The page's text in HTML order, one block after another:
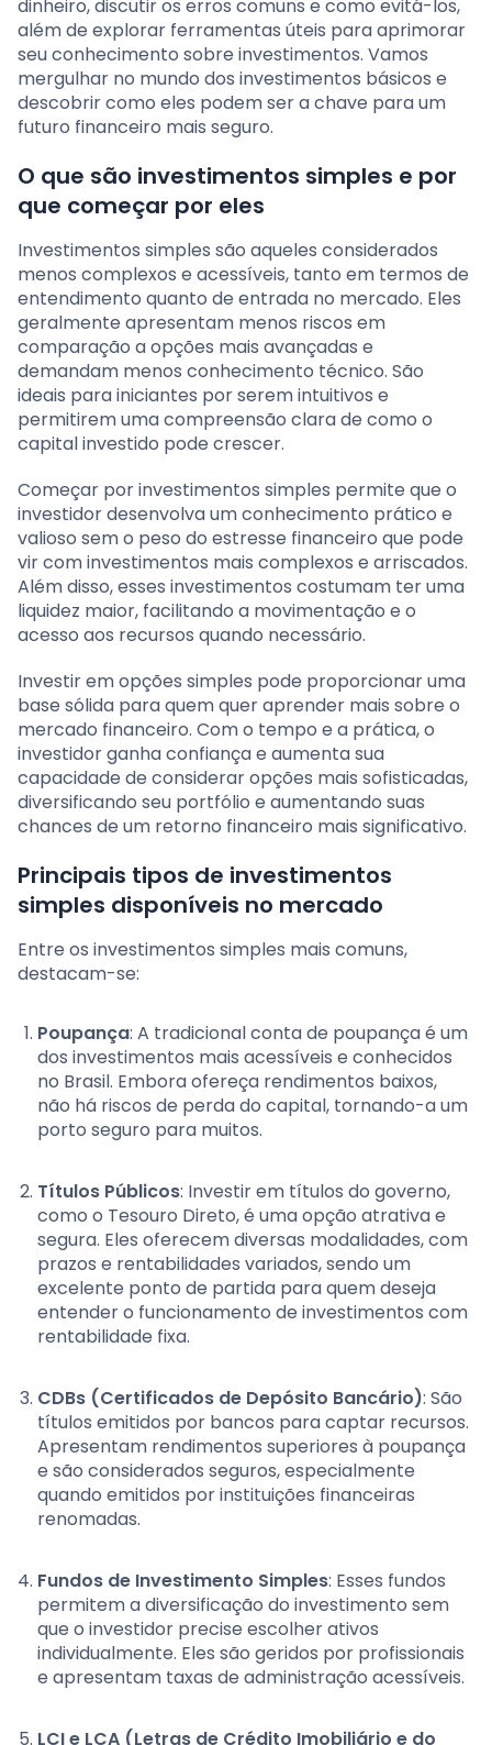
dinheiro, discutir os erros comuns e como evitá-los,
além de explorar ferramentas úteis para aprimorar
seu conhecimento sobre investimentos. Vamos
mergulhar no mundo dos investimentos básicos e
descobrir como eles podem ser a chave para um
futuro financeiro mais seguro.
O que são investimentos simples e por
que começar por eles
Investimentos simples são aqueles considerados
menos complexos e acessíveis, tanto em termos de
entendimento quanto de entrada no mercado. Eles
geralmente apresentam menos riscos em
comparação a opções mais avançadas e
demandam menos conhecimento técnico. São
ideais para iniciantes por serem intuitivos e
permitirem uma compreensão clara de como o
capital investido pode crescer.
Começar por investimentos simples permite que o
investidor desenvolva um conhecimento prático e
valioso sem o peso do estresse financeiro que pode
vir com investimentos mais complexos e arriscados.
Além disso, esses investimentos costumam ter uma
liquidez maior, facilitando a movimentação e o
acesso aos recursos quando necessário.
Investir em opções simples pode proporcionar uma
base sólida para quem quer aprender mais sobre o
mercado financeiro. Com o tempo e a prática, o
investidor ganha confiança e aumenta sua
capacidade de considerar opções mais sofisticadas,
diversificando seu portfólio e aumentando suas
chances de um retorno financeiro mais significativo.
Principais tipos de investimentos
simples disponíveis no mercado
Entre os investimentos simples mais comuns,
destacam-se:
Poupança: A tradicional conta de poupança é um
dos investimentos mais acessíveis e conhecidos
no Brasil. Embora ofereça rendimentos baixos,
não há riscos de perda do capital, tornando-a um
porto seguro para muitos.
Títulos Públicos: Investir em títulos do governo,
como o Tesouro Direto, é uma opção atrativa e
segura. Eles oferecem diversas modalidades, com
prazos e rentabilidades variados, sendo um
excelente ponto de partida para quem deseja
entender o funcionamento de investimentos com
rentabilidade fixa.
CDBs (Certificados de Depósito Bancário): São
títulos emitidos por bancos para captar recursos.
Apresentam rendimentos superiores à poupança
e são considerados seguros, especialmente
quando emitidos por instituições financeiras
renomadas.
Fundos de Investimento Simples: Esses fundos
permitem a diversificação do investimento sem
que o investidor precise escolher ativos
individualmente. Eles são geridos por profissionais
e apresentam taxas de administração acessíveis.
LCI e LCA (Letras de Crédito Imobiliário e do